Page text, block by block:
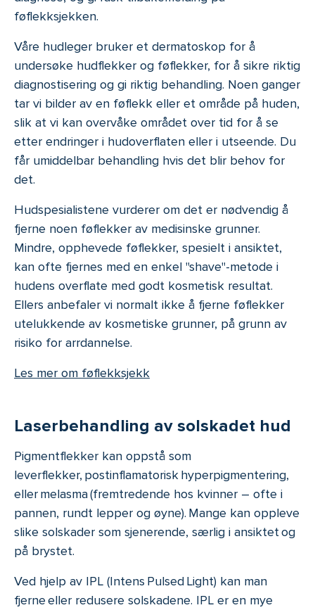
føflekksjekken.
Våre hudleger bruker et dermatoskop for å
undersøke hudflekker og føflekker, for å sikre riktig
diagnostisering og gi riktig behandling. Noen ganger
tar vi bilder av en føflekk eller et område på huden,
slik at vi kan overvåke området over tid for å se
etter endringer i hudoverflaten eller i utseende. Du
får umiddelbar behandling hvis det blir behov for
det.
Hudspesialistene vurderer om det er nødvendig å
fjerne noen føflekker av medisinske grunner.
Mindre, opphevede føflekker, spesielt i ansiktet,
kan ofte fjernes med en enkel "shave"-metode i
hudens overflate med godt kosmetisk resultat.
Ellers anbefaler vi normalt ikke å fjerne føflekker
utelukkende av kosmetiske grunner, på grunn av
risiko for arrdannelse.
Les mer om føflekksjekk
Laserbehandling av solskadet hud
Pigmentflekker kan oppstå som
leverflekker, postinflamatorisk hyperpigmentering,
eller melasma (fremtredende hos kvinner – ofte i
pannen, rundt lepper og øyne). Mange kan oppleve
slike solskader som sjenerende, særlig i ansiktet og
på brystet.
Ved hjelp av IPL (Intens Pulsed Light) kan man
fjerne eller redusere solskadene. IPL er en mye